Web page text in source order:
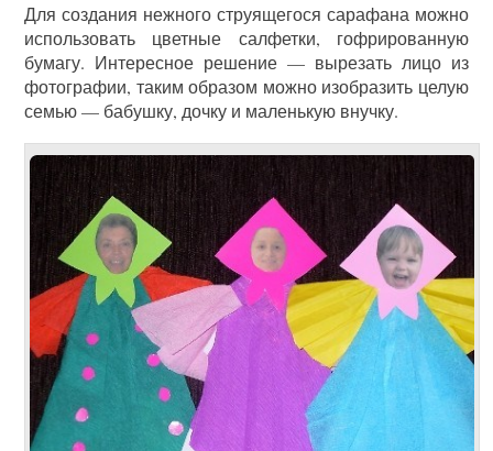
Для создания нежного струящегося сарафана можно
использовать цветные салфетки, гофрированную
бумагу. Интересное решение — вырезать лицо из
фотографии, таким образом можно изобразить целую
семью — бабушку, дочку и маленькую внучку.